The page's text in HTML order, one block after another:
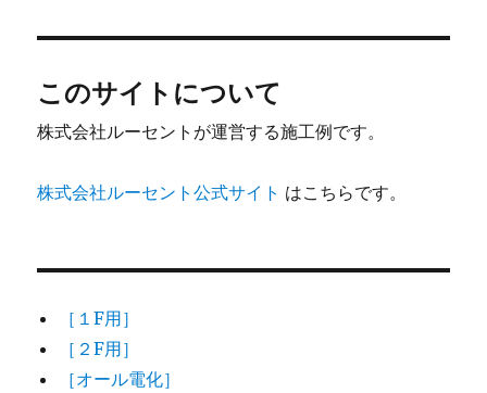
このサイトについて
株式会社ルーセントが運営する施工例です。
株式会社ルーセント公式サイト はこちらです。
［１F用］
［２F用］
［オール電化］